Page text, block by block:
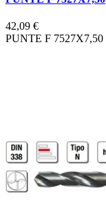
42,09 €
PUNTE F 7527X7,50